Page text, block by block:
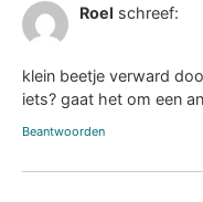
Roel schreef:
klein beetje verward
iets? gaat het om een
Beantwoorden